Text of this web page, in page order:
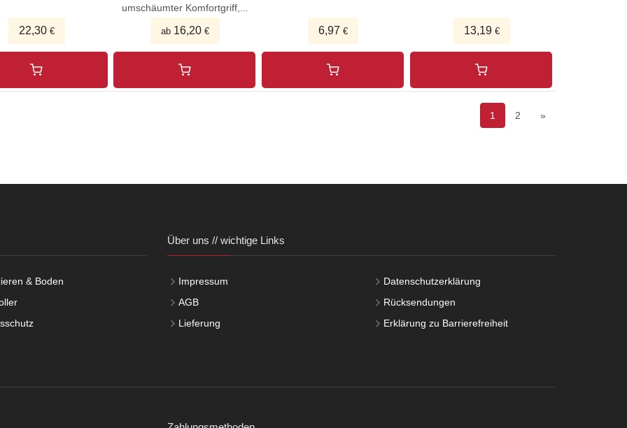
22,30€
umschäumter Komfortgriff,...
ab 16,20€ 6,97 € 13,19€
1 2 »
& Boden
Über uns // wichtige Links
Impressum
AGB
Lieferung
Datenschutzerklärung
Rücksendungen
Erklärung zu Barrierefreiheit